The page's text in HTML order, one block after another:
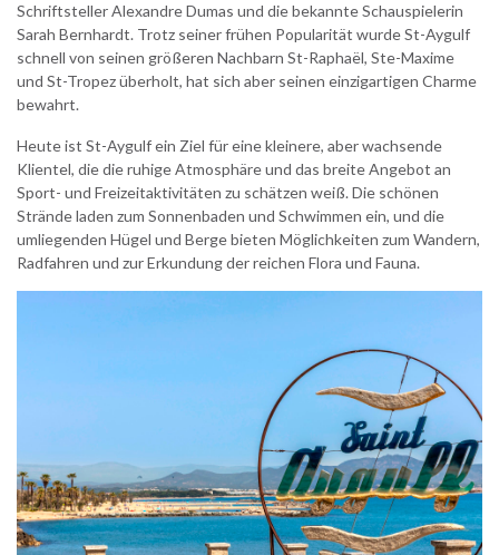
Schriftsteller Alexandre Dumas und die bekannte Schauspielerin
Sarah Bernhardt. Trotz seiner frühen Popularität wurde St-Aygulf
schnell von seinen größeren Nachbarn St-Raphaël, Ste-Maxime
und St-Tropez überholt, hat sich aber seinen einzigartigen Charme
bewahrt.
Heute ist St-Aygulf ein Ziel für eine kleinere, aber wachsende
Klientel, die die ruhige Atmosphäre und das breite Angebot an
Sport- und Freizeitaktivitäten zu schätzen weiß. Die schönen
Strände laden zum Sonnenbaden und Schwimmen ein, und die
umliegenden Hügel und Berge bieten Möglichkeiten zum Wandern,
Radfahren und zur Erkundung der reichen Flora und Fauna.